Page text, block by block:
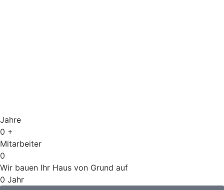
Jahre
0 +
Mitarbeiter
0
Wir bauen Ihr Haus von Grund auf
0 Jahr